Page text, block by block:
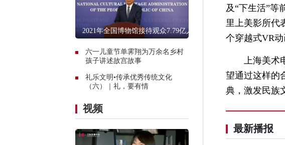
2021年全国博物馆接待观众7.79亿人
六一儿童节单霁翔为万余名乡村
孩子讲述故宫故事
礼乐文明•传承优秀传统文化
（六）｜礼，要有情
视频
及“下生活”等
里上美影所代
个穿越式VR动
上海美术
望通过这样的
典，激发民族
最新播报